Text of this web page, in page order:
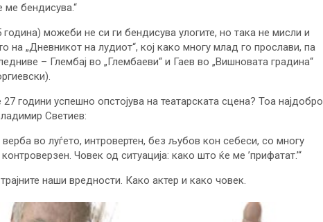
ме бендисува.“
можеби не си ги бендисува улогите, но така не мисли и
на „Дневникот на лудиот“, кој како многу млад го прослави, па
– Глембај во „Глембаеви“ и Гаев во „Вишновата градина“
години успешно опстојува на театарската сцена? Тоа најдобро
Светиев:
во луѓето, интровертен, без љубов кон себеси, со многу
Човек од ситуација: како што ќе ме ’прифатат.’“
наши вредности. Како актер и како човек.